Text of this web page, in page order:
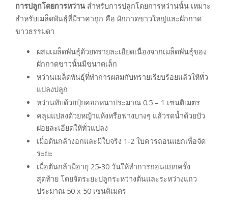
การปลูกโดยการหว่าน สำหรับการปลูกโดยการหว่านนั้น เหมาะ
สำหรับเมล็ดพันธุ์ที่มีราคาถูก คือ ผักกาดขาวใหญ่และผักกาด
ขาวธรรมดา
ผสมเมล็ดพันธุ์ด้วยทรายละเอียดเนื่องจากเมล็ดพันธุ์ของ
ผักกาดขาวนั้นมีขนาดเล็ก
หว่านเมล็ดพันธุ์ที่ทำการผสมกับทรายเรียบร้อยแล้วให้ทั่ว
แปลงปลูก
หว่านทับด้วยปุ๋ยคอกหนาประมาณ 0.5 – 1 เซนติเมตร
คลุมแปลงด้วยหญ้าแห้งหรือฟางบางๆ แล้วรดน้ำด้วยบัว
ฝอยละเอียดให้ทั่วแปลง
เมื่อต้นกล้างอกและมีใบจริง 1-2 ใบควรถอนแยกเพื่อจัด
ระยะ
เมื่อต้นกล้ามีอายุ 25-30 วันให้ทำการถอนแยกครั้ง
สุดท้าย โดยจัดระยะปลูกระหว่างต้นและระหว่างแถว
ประมาณ 50 x 50 เซนติเมตร